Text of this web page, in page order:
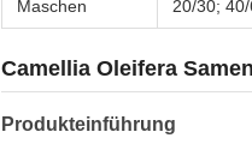
Maschen 20/30;
Camellia Oleifera
Produkteinführung